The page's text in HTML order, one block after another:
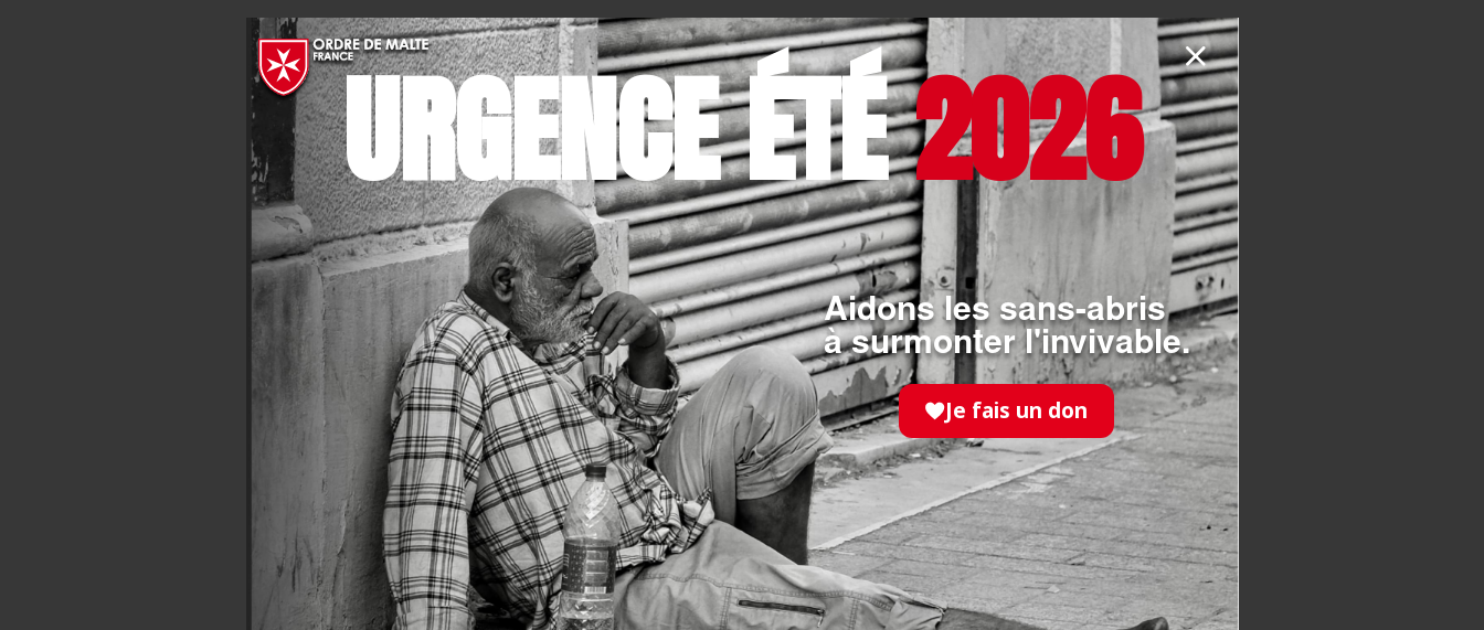
EVÉNEMENT- Publié le 01/06/2017
Nos 90 ans #SansFanfare : derrière chaque note, une histoire…
L’Ordre de Malte France a 90 ans cette année. Mais la souffrance des plus fragiles ne peut être célébrée. Cet
anniversaire, nous le commémorons « sans fanfare », tant il reste encore à faire pour rendre le monde [...]
EN SAVOIR PLUS
EVÉNEMENT - Publié le 14/03/2017
18 et 19 mars : quête nationale pour les personnes handicapées physiques
La Semaine nationale des personnes handicapées physiques se clôturera, ce week-end, par une grande opération de
quête. À travers toute la France, des milliers de quêteurs solliciteront la générosité du public en faveur des personnes
handicapées physiques.
EN SAVOIR PLUS
EVÉNEMENT- Publié le 10/03/2017
Semaine Nationale des personnes handicapées physiques
URGENCE ÉTÉ2026
Aidons les sans-abris
à surmonter l'invivable.
Je fais un don